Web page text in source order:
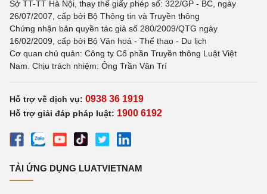
Sở TT-TT Hà Nội, thay thế giấy phép số: 322/GP - BC, ngày
26/07/2007, cấp bởi Bộ Thông tin và Truyền thông
Chứng nhận bản quyền tác giả số 280/2009/QTG ngày
16/02/2009, cấp bởi Bộ Văn hoá - Thể thao - Du lịch
Cơ quan chủ quản: Công ty Cổ phần Truyền thông Luật Việt
Nam. Chịu trách nhiệm: Ông Trần Văn Trí
Hỗ trợ về dịch vụ: 0938 36 1919
Hỗ trợ giải đáp pháp luật: 1900 6192
TẢI ỨNG DỤNG LUATVIETNAM